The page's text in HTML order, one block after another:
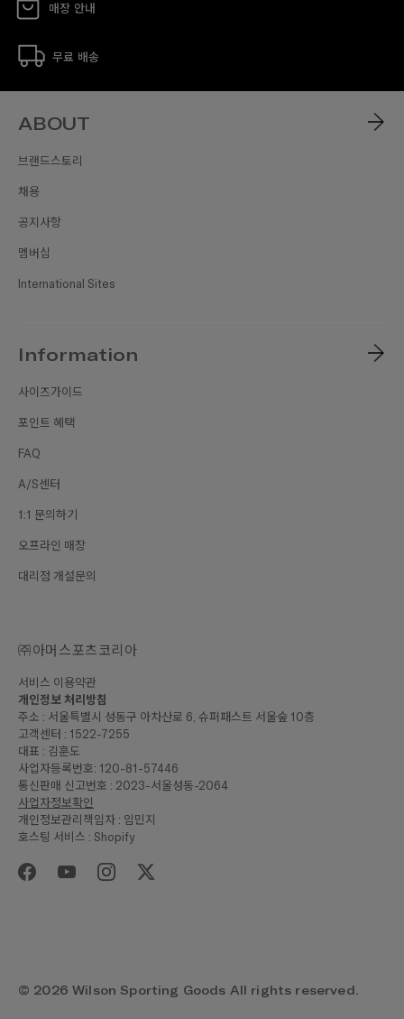
매장 안내
무료 배송
ABOUT
브랜드스토리
채용
공지사항
멤버십
International Sites
Information
사이즈가이드
포인트 혜택
FAQ
A/S센터
1:1 문의하기
오프라인 매장
대리점 개설문의
㈜아머스포츠코리아
서비스 이용약관
개인정보 처리방침
주소 : 서울특별시 성동구 아차산로 6, 슈퍼패스트 서울숲 10층
고객센터 : 1522-7255
대표 : 김훈도
사업자등록번호: 120-81-57446
통신판매 신고번호 : 2023-서울성동-2064
사업자정보확인
개인정보관리책임자 : 임민지
호스팅 서비스 : Shopify
© 2026 Wilson Sporting Goods All rights reserved.